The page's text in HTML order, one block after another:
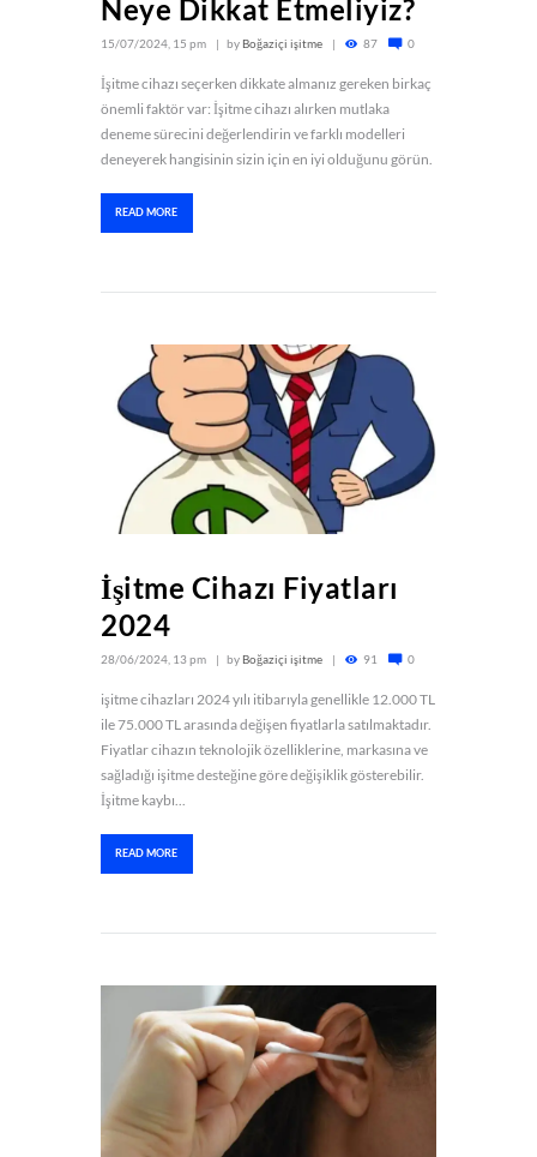
Neye Dikkat Etmeliyiz?
15/07/2024, 15 pm by Boğaziçi işitme 87 0
İşitme cihazı seçerken dikkate almanız gereken birkaç
önemli faktör var: İşitme cihazı alırken mutlaka
deneme sürecini değerlendirin ve farklı modelleri
deneyerek hangisinin sizin için en iyi olduğunu görün.
READ MORE
İşitme Cihazı Fiyatları
2024
28/06/2024, 13 pm by Boğaziçi işitme 91 0
işitme cihazları 2024 yılı itibarıyla genellikle 12.000 TL
ile 75.000 TL arasında değişen fiyatlarla satılmaktadır.
Fiyatlar cihazın teknolojik özelliklerine, markasına ve
sağladığı işitme desteğine göre değişiklik gösterebilir.
İşitme kaybı...
READ MORE